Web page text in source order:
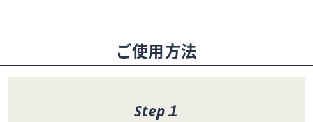
ご使用方法
Step１